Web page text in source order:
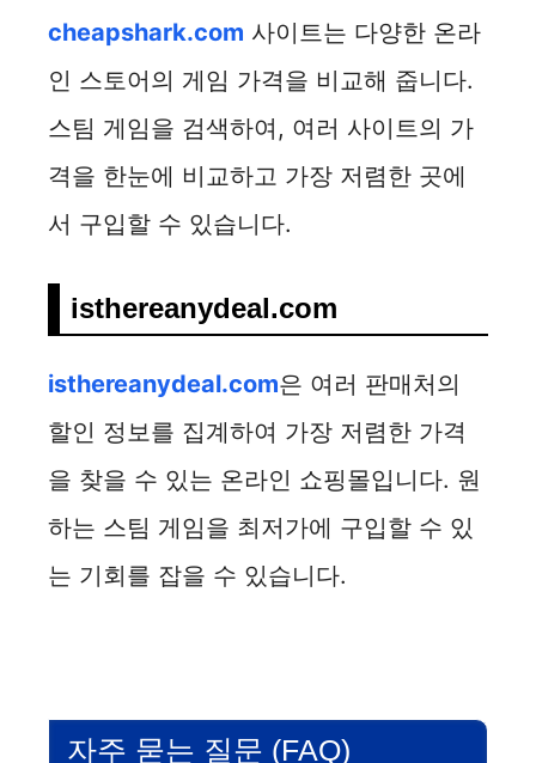
cheapshark.com 사이트는 다양한 온라
인 스토어의 게임 가격을 비교해 줍니다.
스팀 게임을 검색하여, 여러 사이트의 가
격을 한눈에 비교하고 가장 저렴한 곳에
서 구입할 수 있습니다.
isthereanydeal.com
isthereanydeal.com은 여러 판매처의
할인 정보를 집계하여 가장 저렴한 가격
을 찾을 수 있는 온라인 쇼핑몰입니다. 원
하는 스팀 게임을 최저가에 구입할 수 있
는 기회를 잡을 수 있습니다.
자주 묻는 질문 (FAQ)